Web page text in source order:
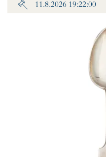
11.8.2026 19:22:00